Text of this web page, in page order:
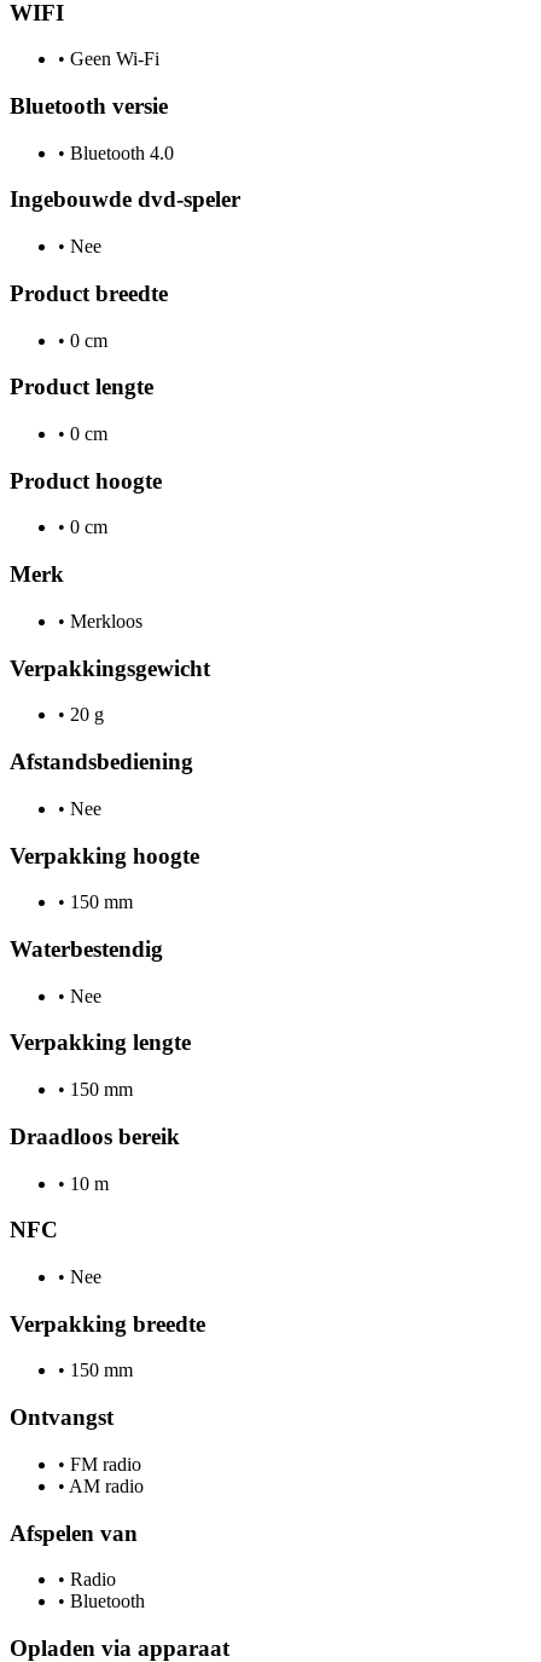
WIFI
• Geen Wi-Fi
Bluetooth versie
• Bluetooth 4.0
Ingebouwde dvd-speler
• Nee
Product breedte
• 0 cm
Product lengte
• 0 cm
Product hoogte
• 0 cm
Merk
• Merkloos
Verpakkingsgewicht
• 20 g
Afstandsbediening
• Nee
Verpakking hoogte
• 150 mm
Waterbestendig
• Nee
Verpakking lengte
• 150 mm
Draadloos bereik
• 10 m
NFC
• Nee
Verpakking breedte
• 150 mm
Ontvangst
• FM radio
• AM radio
Afspelen van
• Radio
• Bluetooth
Opladen via apparaat